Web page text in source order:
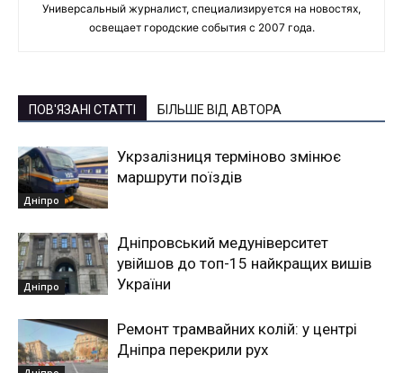
Универсальный журналист, специализируется на новостях,
освещает городские события с 2007 года.
ПОВ'ЯЗАНІ СТАТТІ БІЛЬШЕ ВІД АВТОРА
Дніпро
Укрзалізниця терміново змінює
маршрути поїздів
Дніпро
Дніпровський медуніверситет
увійшов до топ-15 найкращих вишів
України
Ремонт трамвайних колій: у центрі
Дніпра перекрили рух